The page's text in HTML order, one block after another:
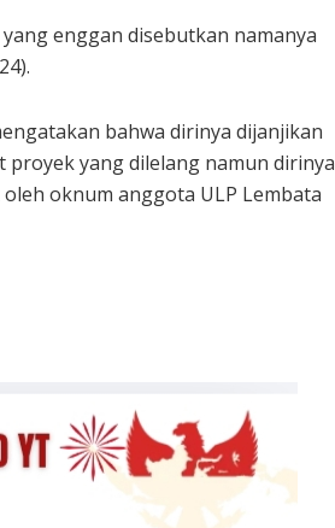
enggan disebutkan namanya
bahwa dirinya dijanjikan
proyek yang dilelang namun dirinya
oknum anggota ULP Lembata